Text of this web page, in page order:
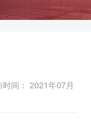
间： 2021年07月